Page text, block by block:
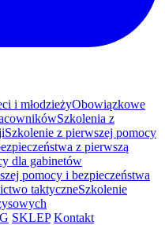
i młodzieżyObowiązkowe
Szkolenia z
Szkolenie z pierwszej pomocy
z pierwszą
dla gabinetów
pomocy i bezpieczeństwa
taktyczneSzkolenie
SKLEP Kontakt